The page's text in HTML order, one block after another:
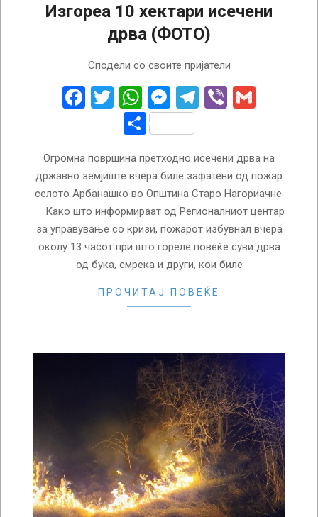
Изгореа 10 хектари исечени
дрва (ФОТО)
Сподели со своите пријатели
Facebook
TwitterWhatsApp
Messenger
Telegram
Viber
Share
Огромна површина претходно исечени дрва на
државно земјиште вчера биле зафатени од пожар
селото Арбанашко во Општина Старо Нагориачне.
Како што информираат од Регионалниот центар
за управување со кризи, пожарот избувнал вчера
околу 13 часот при што гореле повеќе суви дрва
од бука, смрека и други, кои биле
ПРОЧИТАЈ ПОВЕЌЕ